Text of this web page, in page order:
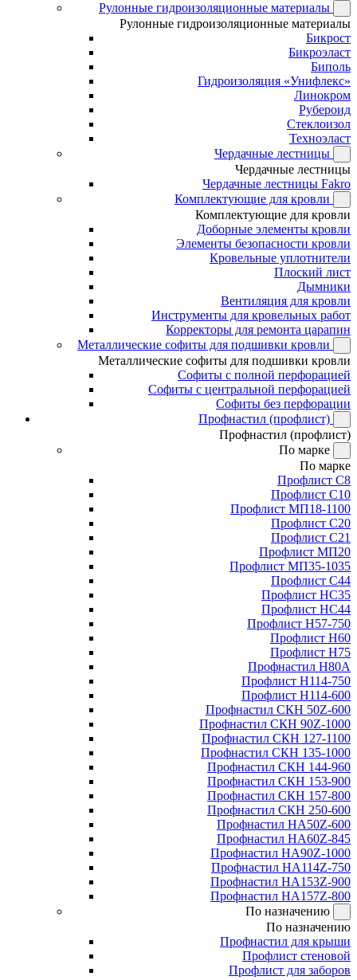
Рулонные гидроизоляционные материалы
Рулонные гидроизоляционные материалы
Бикрост
Бикроэласт
Биполь
Гидроизоляция «Унифлекс»
Линокром
Рубероид
Стеклоизол
Техноэласт
Чердачные лестницы
Чердачные лестницы
Чердачные лестницы Fakro
Комплектующие для кровли
Комплектующие для кровли
Доборные элементы кровли
Элементы безопасности кровли
Кровельные уплотнители
Плоский лист
Дымники
Вентиляция для кровли
Инструменты для кровельных работ
Корректоры для ремонта царапин
Металлические софиты для подшивки кровли
Металлические софиты для подшивки кровли
Софиты с полной перфорацией
Софиты с центральной перфорацией
Софиты без перфорации
Профнастил (профлист)
Профнастил (профлист)
По марке
По марке
Профлист С8
Профлист С10
Профлист МП18-1100
Профлист С20
Профлист С21
Профлист МП20
Профлист МП35-1035
Профлист С44
Профлист НС35
Профлист НС44
Профлист Н57-750
Профлист Н60
Профлист Н75
Профнастил Н80А
Профлист Н114-750
Профлист Н114-600
Профнастил СКН 50Z-600
Профнастил СКН 90Z-1000
Профнастил СКН 127-1100
Профнастил СКН 135-1000
Профнастил СКН 144-960
Профнастил СКН 153-900
Профнастил СКН 157-800
Профнастил СКН 250-600
Профнастил НА50Z-600
Профнастил НА60Z-845
Профнастил НА90Z-1000
Профнастил НА114Z-750
Профнастил НА153Z-900
Профнастил НА157Z-800
По назначению
По назначению
Профнастил для крыши
Профлист стеновой
Профлист для заборов